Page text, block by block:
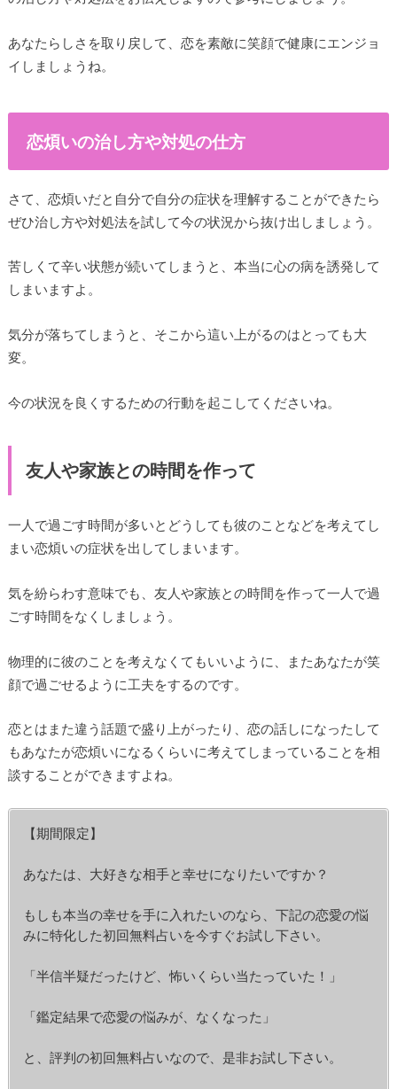
あなたらしさを取り戻して、恋を素敵に笑顔で健康にエンジョ
イしましょうね。
恋煩いの治し方や対処の仕方
さて、恋煩いだと自分で自分の症状を理解することができたら
ぜひ治し方や対処法を試して今の状況から抜け出しましょう。
苦しくて辛い状態が続いてしまうと、本当に心の病を誘発して
しまいますよ。
気分が落ちてしまうと、そこから這い上がるのはとっても大
変。
今の状況を良くするための行動を起こしてくださいね。
友人や家族との時間を作って
一人で過ごす時間が多いとどうしても彼のことなどを考えてし
まい恋煩いの症状を出してしまいます。
気を紛らわす意味でも、友人や家族との時間を作って一人で過
ごす時間をなくしましょう。
物理的に彼のことを考えなくてもいいように、またあなたが笑
顔で過ごせるように工夫をするのです。
恋とはまた違う話題で盛り上がったり、恋の話しになったして
もあなたが恋煩いになるくらいに考えてしまっていることを相
談することができますよね。
【期間限定】
あなたは、大好きな相手と幸せになりたいですか？
もしも本当の幸せを手に入れたいのなら、下記の恋愛の悩
みに特化した初回無料占いを今すぐお試し下さい。
「半信半疑だったけど、怖いくらい当たっていた！」
「鑑定結果で恋愛の悩みが、なくなった」
と、評判の初回無料占いなので、是非お試し下さい。